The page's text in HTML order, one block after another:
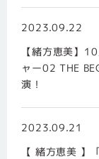
2023.09.22
【緒方恵美】
ャー02 THE
演！
2023.09.21
【 緒方恵美 】